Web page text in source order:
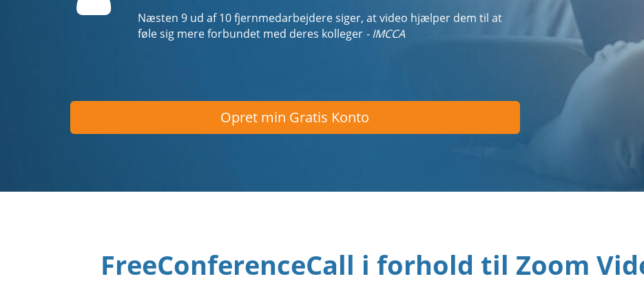
Næsten 9 ud af 10 fjernmedarbejdere siger, at video hjælper dem til at
føle sig mere forbundet med deres kolleger - IMCCA
Opret min Gratis Konto
FreeConferenceCall i forhold til Zoom